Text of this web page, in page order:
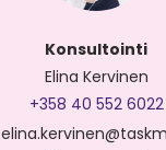
Konsultointi
Elina Kervinen
+358 40 552 6022